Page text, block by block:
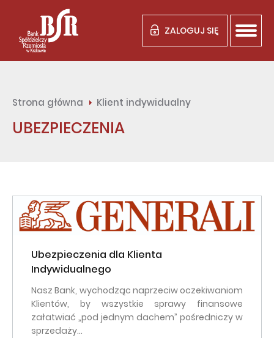
ZALOGUJ SIĘ
Strona główna Klient indywidualny
UBEZPIECZENIA
Ubezpieczenia dla Klienta
Indywidualnego
Nasz Bank, wychodząc naprzeciw oczekiwaniom
Klientów, by wszystkie sprawy finansowe
załatwiać „pod jednym dachem” pośredniczy w
sprzedaży…